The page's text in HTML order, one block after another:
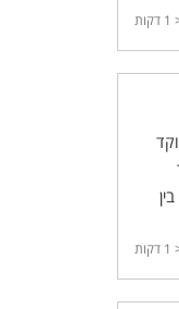
דקות
דקות